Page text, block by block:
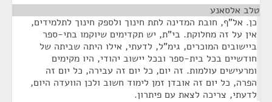
טלב אלסאנע
כן. אל"ף, חובת המדינה לתת חינוך ולספק חינוך לתלמידים,
אין על זה מחלוקת. בי"ת, יש תקדימים שיוקמו בתי-ספר
ביישובים המוכרים, גימ"ל, לדעתי, אילו היתה שביתה של
חודשיים בכל בית-ספר ובכל יישוב יהודי, היו מקימים
ומרעישים עולמות. זה יום, כל יום זה עבירה, כל יום זה
הפרה, כל יום זה אובדן זמן לימוד חשוב ולכן הוועדה היום,
לדעתי, צריכה לצאת עם פיתרון.